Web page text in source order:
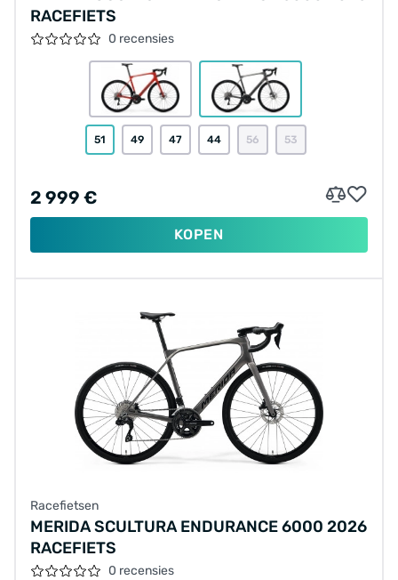
RACEFIETS
0 recensies
51 49 47 44 56 53
2 999 €
KOPEN
Racefietsen
MERIDA SCULTURA ENDURANCE 6000 2026
RACEFIETS
0 recensies